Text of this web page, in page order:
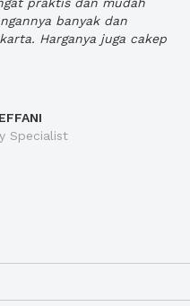
banyak dan
Harganya juga cakep
Specialist